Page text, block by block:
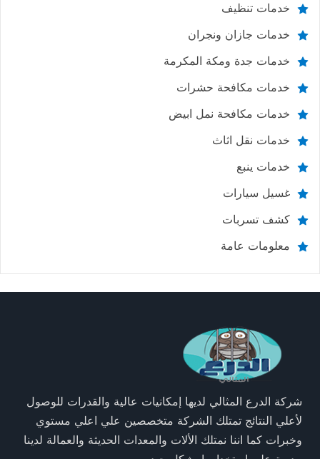
خدمات تنظيف
خدمات جازان ونجران
خدمات جدة ومكة المكرمة
خدمات مكافحة حشرات
خدمات مكافحة نمل ابيض
خدمات نقل اثاث
خدمات ينبع
غسيل سيارات
كشف تسربات
معلومات عامة
شركة الدرع المثالي لديها إمكانيات عالية والقدرات للوصول
لأعلي النتائج تمتلك الشركة متخصصين علي اعلي مستوي
وخبرات كما اننا نمتلك الألات والمعدات الحديثة والعمالة لدينا